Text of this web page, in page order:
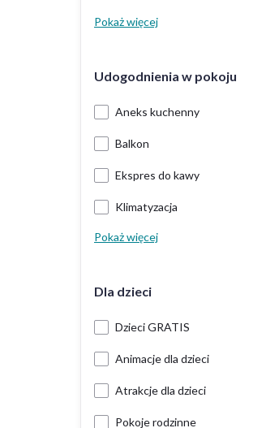
Pokaż więcej
Udogodnienia w pokoju
Aneks kuchenny
Balkon
Ekspres do kawy
Klimatyzacja
Pokaż więcej
Dla dzieci
Dzieci GRATIS
Animacje dla dzieci
Atrakcje dla dzieci
Pokoje rodzinne